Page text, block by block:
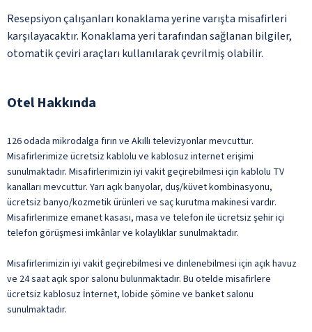
Resepsiyon çalışanları konaklama yerine varışta misafirleri
karşılayacaktır. Konaklama yeri tarafından sağlanan bilgiler,
otomatik çeviri araçları kullanılarak çevrilmiş olabilir.
Otel Hakkında
126 odada mikrodalga fırın ve Akıllı televizyonlar mevcuttur.
Misafirlerimize ücretsiz kablolu ve kablosuz internet erişimi
sunulmaktadır. Misafirlerimizin iyi vakit geçirebilmesi için kablolu TV
kanalları mevcuttur. Yarı açık banyolar, duş/küvet kombinasyonu,
ücretsiz banyo/kozmetik ürünleri ve saç kurutma makinesi vardır.
Misafirlerimize emanet kasası, masa ve telefon ile ücretsiz şehir içi
telefon görüşmesi imkânlar ve kolaylıklar sunulmaktadır.
Misafirlerimizin iyi vakit geçirebilmesi ve dinlenebilmesi için açık havuz
ve 24 saat açık spor salonu bulunmaktadır. Bu otelde misafirlere
ücretsiz kablosuz İnternet, lobide şömine ve banket salonu
sunulmaktadır.